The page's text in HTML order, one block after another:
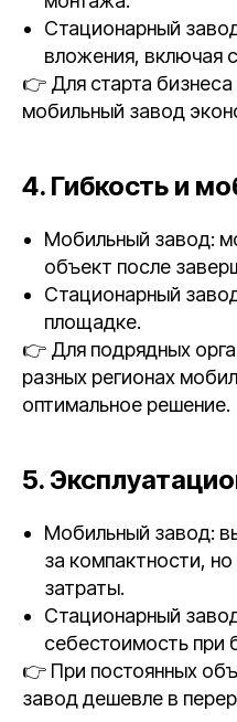
Стационарный
вложения, включая
👉 Для старта
мобильный завод
4. Гибкость и
Мобильный завод:
объект после
Стационарный
площадке.
👉 Для подрядных
разных регионах
оптимальное решение.
5.
Мобильный завод:
за компактности,
затраты.
Стационарный
себестоимость при
👉 При постоянных
завод дешевле в